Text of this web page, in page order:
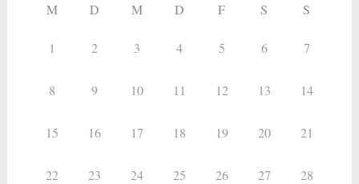
M D M D F S S
1 2 3 4 5 6 7
8 9 10 11 12 13 14
15 16 17 18 19 20 21
22 23 24 25 26 27 28